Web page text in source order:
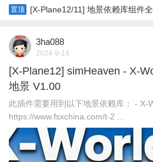
置顶 [X-Plane12/11] 地景依赖库组件
3ha088
2024-9-14
[X-Plane12] simHeaven - X-
地景 V1.00
此插件需要用到以下地景依赖库： - X-
https://www.fsxchina.com/t-2 ...